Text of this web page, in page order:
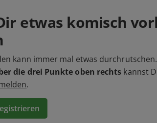
etwas komisch
kann immer mal etwas
die drei Punkte oben rechts kannst
.